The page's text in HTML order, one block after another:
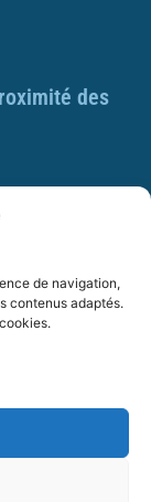
de navigation,
contenus adaptés.
des
des TMS
01 auprès
Ne vaut pas